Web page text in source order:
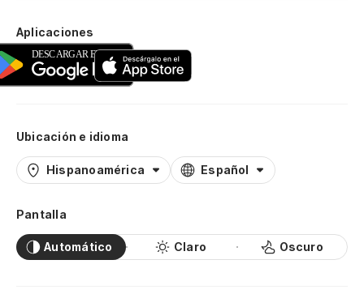
Aplicaciones
Ubicación e idioma
Hispanoamérica Español
Pantalla
Automático Claro Oscuro